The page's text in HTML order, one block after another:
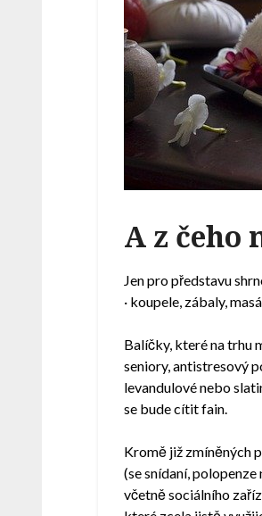
A z čeho
Jen pro představu
· koupele, zábaly,
Balíčky, které na trhu
seniory, antistresový
levandulové nebo
se bude cítit fain.
Kromě již zmíněných
(se snídaní,
včetně sociálního